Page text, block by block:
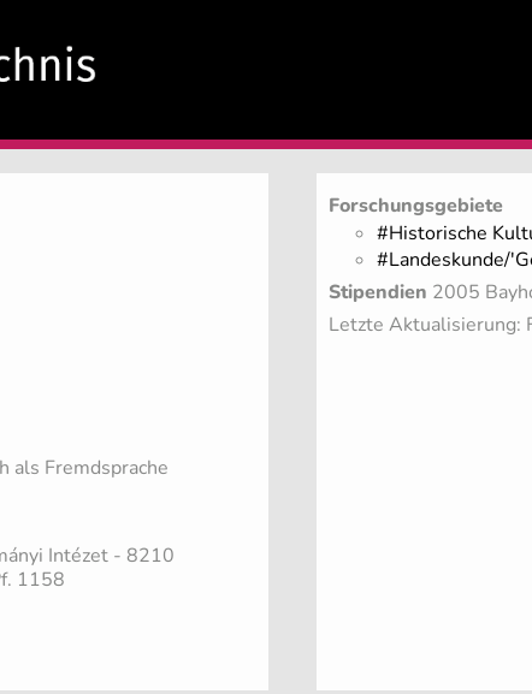
als Fremdsprache
Intézet - 8210
1158
Forschungsgebiete
#Historische
#Landeskunde/
Stipendien 2005
Letzte Aktualisierung: